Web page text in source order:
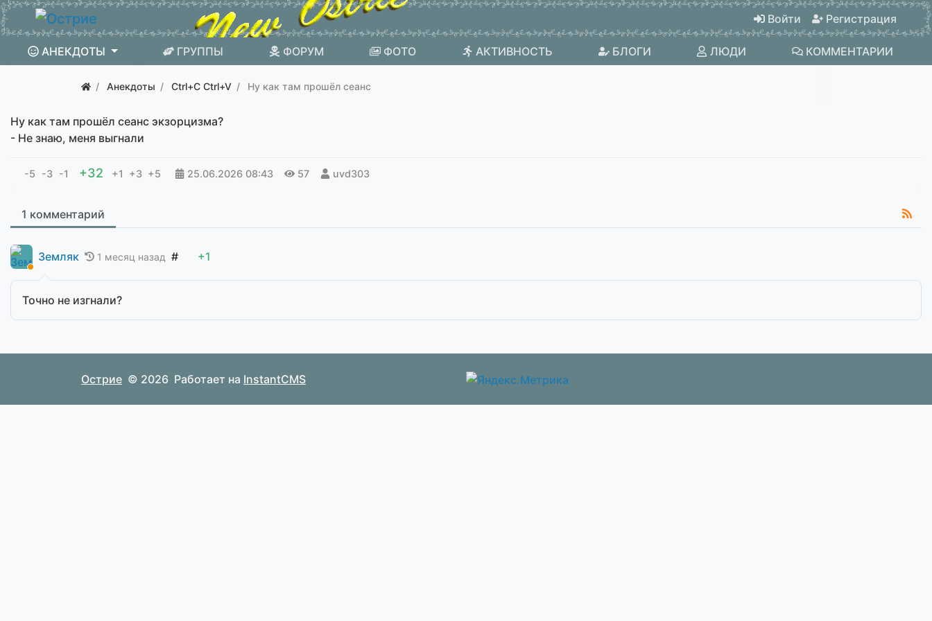
Войти Регистрация
АНЕКДОТЫ ГРУППЫ ФОРУМ ФОТО АКТИВНОСТЬ БЛОГИ ЛЮДИ КОММЕНТАРИИ
Анекдоты Ctrl+C Ctrl+V Ну как там прошёл сеанс
Ну как там прошёл сеанс экзорцизма?
- Не знаю, меня выгнали
-5 -3 -1 +32 +1 +3 +5 25.06.2026 08:43 57 uvd303
1 комментарий
Земляк 1 месяц назад # +1
Точно не изгнали?
Острие © 2026 Работает на InstantCMS